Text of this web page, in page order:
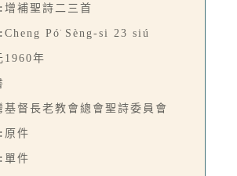
增補聖詩二三首
Cheng Pó͘ Sèng-si 23 siú
1960年
基督長老教會總會聖詩委員會
原件
單件